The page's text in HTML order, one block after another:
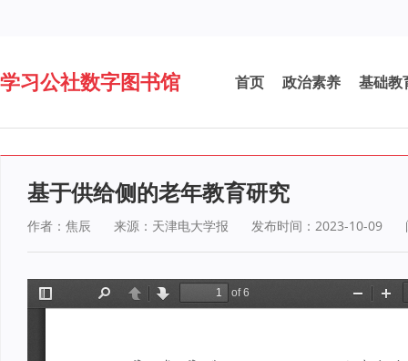
学习公社数字图书馆 首页 政治素养 基础教
基于供给侧的老年教育研究
作者：焦辰 来源：天津电大学报 发布时间：2023-10-09